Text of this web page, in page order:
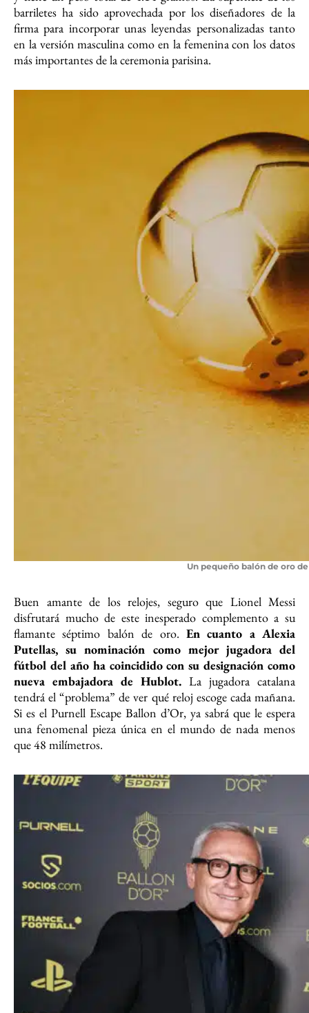
barriletes ha sido aprovechada por los diseñadores de la
firma para incorporar unas leyendas personalizadas tanto
en la versión masculina como en la femenina con los datos
más importantes de la ceremonia parisina.
Un pequeño balón de oro
Buen amante de los relojes, seguro que Lionel Messi
disfrutará mucho de este inesperado complemento a su
flamante séptimo balón de oro. En cuanto a Alexia
Putellas, su nominación como mejor jugadora del
fútbol del año ha coincidido con su designación como
nueva embajadora de Hublot. La jugadora catalana
tendrá el “problema” de ver qué reloj escoge cada mañana.
Si es el Purnell Escape Ballon d’Or, ya sabrá que le espera
una fenomenal pieza única en el mundo de nada menos
que 48 milímetros.